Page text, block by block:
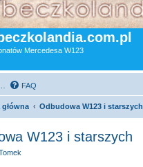
Mercedesa W123
FAQ
Odbudowa W123 i starszych
W123 i starszych